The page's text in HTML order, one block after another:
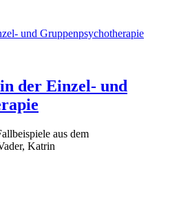
der Einzel- und
aus dem
Katrin